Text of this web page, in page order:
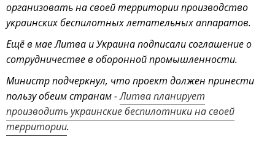
организовать на своей территории производство
украинских беспилотных летательных аппаратов.
Ещё в мае Литва и Украина подписали соглашение о
сотрудничестве в оборонной промышленности.
Министр подчеркнул, что проект должен принести
пользу обеим странам -Литва планирует
производить украинские беспилотники на своей
территории.